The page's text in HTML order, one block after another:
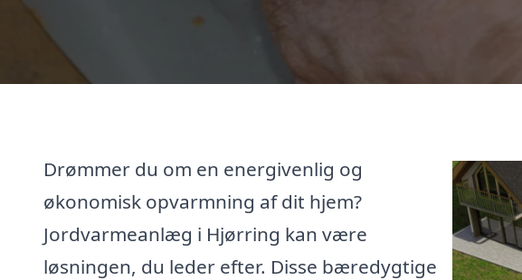
Drømmer du om en energivenlig og
økonomisk opvarmning af dit hjem?
Jordvarmeanlæg i Hjørring kan være
løsningen, du leder efter. Disse bæredygtige